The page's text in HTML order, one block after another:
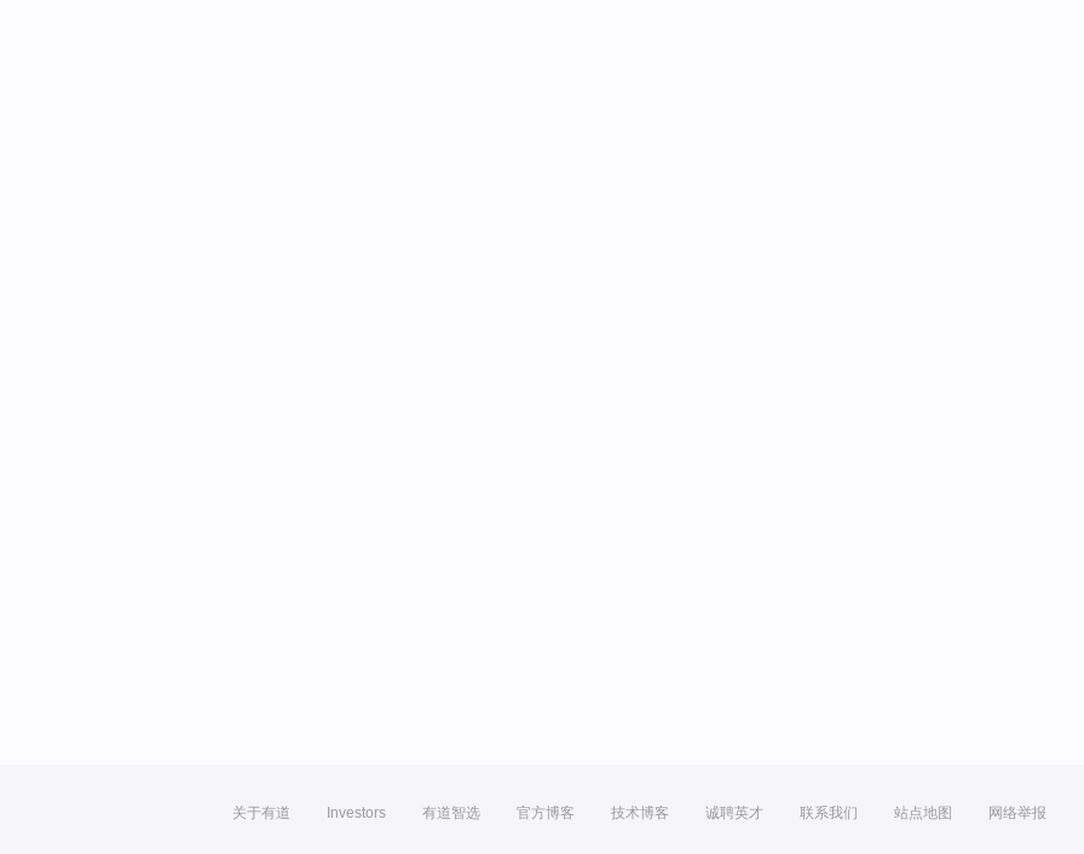
关于有道 Investors 有道智选 官方博客 技术博客 诚聘英才 联系我们 站点地图 网络举报